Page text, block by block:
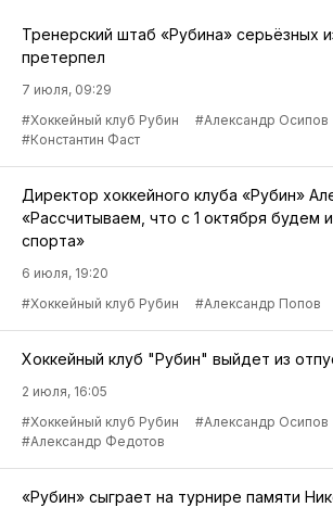
Тренерский штаб «Рубина» серьёзных
претерпел
7 июля, 09:29
#Хоккейный клуб Рубин
#Александр Осипов
#Константин Фаст
Директор хоккейного клуба «Рубин»
«Рассчитываем, что с 1 октября будем
спорта»
6 июля, 19:20
#Хоккейный клуб Рубин
#Александр Попов
Хоккейный клуб "Рубин" выйдет из
2 июля, 16:05
#Хоккейный клуб Рубин
#Александр Осипов
#Александр Федотов
«Рубин» сыграет на турнире памяти